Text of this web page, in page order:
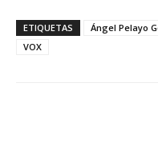
ETIQUETAS Ángel Pelayo
VOX